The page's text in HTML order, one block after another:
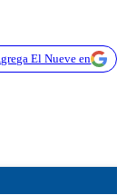
El Nueve en